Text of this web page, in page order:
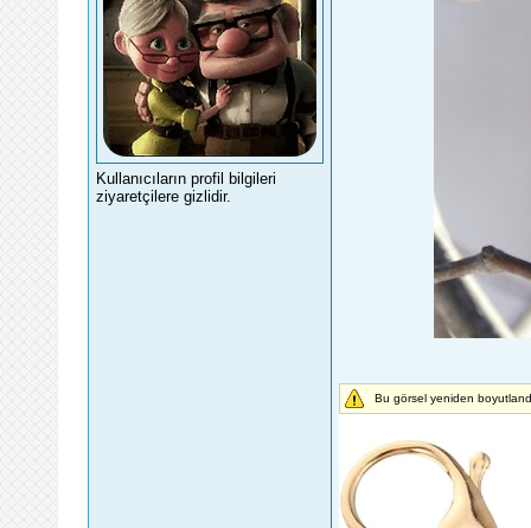
Kullanıcıların profil bilgileri
ziyaretçilere gizlidir.
Bu görsel yeniden